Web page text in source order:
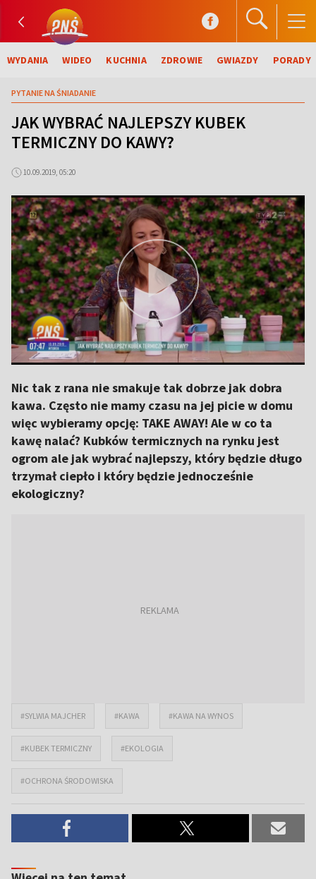
WYDANIA WIDEO KUCHNIA ZDROWIE GWIAZDY PORADY
PYTANIE NA ŚNIADANIE
JAK WYBRAĆ NAJLEPSZY KUBEK
TERMICZNY DO KAWY?
10.09.2019, 05:20
Nic tak z rana nie smakuje tak dobrze jak dobra
kawa. Często nie mamy czasu na jej picie w domu
więc wybieramy opcję: TAKE AWAY! Ale w co ta
kawę nalać? Kubków termicznych na rynku jest
ogrom ale jak wybrać najlepszy, który będzie długo
trzymał ciepło i który będzie jednocześnie
ekologiczny?
#SYLWIA MAJCHER #KAWA #KAWA NA WYNOS
#KUBEK TERMICZNY #EKOLOGIA
#OCHRONA ŚRODOWISKA